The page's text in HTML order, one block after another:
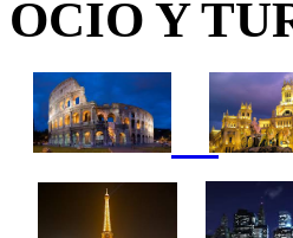
OCIO Y